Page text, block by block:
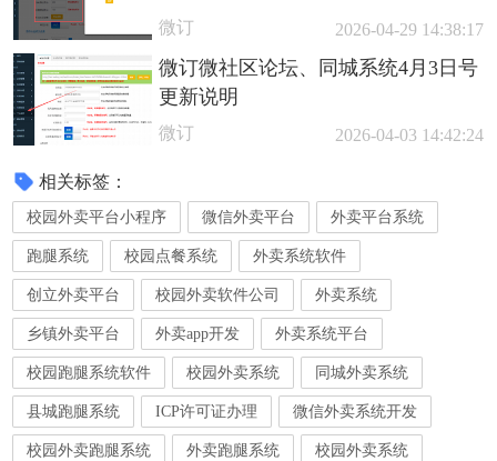
微订 2026-04-29 14:38:17
微订微社区论坛、同城系统4月3日号
更新说明
微订 2026-04-03 14:42:24
相关标签：
校园外卖平台小程序 微信外卖平台 外卖平台系统
跑腿系统 校园点餐系统 外卖系统软件
创立外卖平台 校园外卖软件公司 外卖系统
乡镇外卖平台 外卖app开发 外卖系统平台
校园跑腿系统软件 校园外卖系统 同城外卖系统
县城跑腿系统 ICP许可证办理 微信外卖系统开发
校园外卖跑腿系统 外卖跑腿系统 校园外卖系统